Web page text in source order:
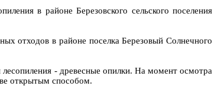
в районе Березовского сельского поселения
отходов в районе поселка Березовый Солнечного
- древесные опилки. На момент осмотра
открытым способом.